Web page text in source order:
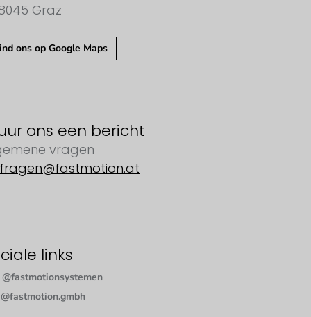
Graz
ons op Google Maps
ons een bericht
vragen
links
@fastmotionsystemen
@fastmotion.gmbh